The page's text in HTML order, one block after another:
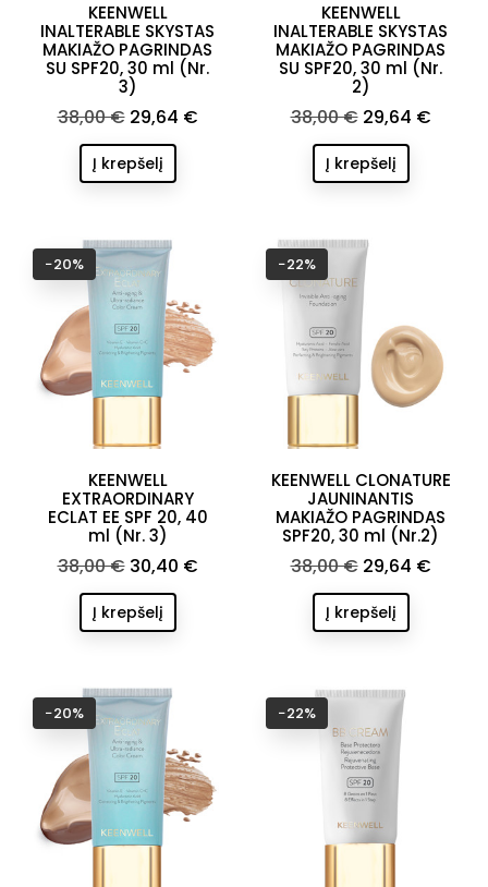
KEENWELL
INALTERABLE SKYSTAS
MAKIAŽO PAGRINDAS
SU SPF20, 30 ml (Nr.
3)
Bazinė
kaina
38,00 € Kaina
29,64 €
Į krepšelį
KEENWELL
INALTERABLE SKYSTAS
MAKIAŽO PAGRINDAS
SU SPF20, 30 ml (Nr.
2)
Bazinė
kaina
38,00 € Kaina
29,64 €
Į krepšelį
KEENWELL
EXTRAORDINARY
ECLAT EE SPF 20, 40
ml (Nr. 3)
Bazinė
kaina
38,00 € Kaina
30,40 €
Į krepšelį
−20%
KEENWELL CLONATURE
JAUNINANTIS
MAKIAŽO PAGRINDAS
SPF20, 30 ml (Nr.2)
Bazinė
kaina
38,00 € Kaina
29,64 €
Į krepšelį
−22%
−20% −22%